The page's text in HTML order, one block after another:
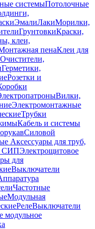
системыПотолочные
ЭмалиЛакиМорилки,
ГрунтовкиКраски,
клеи,
пенаКлеи для
Очистители,
Герметики,
Розетки и
Вилки,
Электромонтажные
Трубки
Кабель и системы
Силовой
Аксессуары для труб,
СИПЭлектрощитовое
для
Выключатели
Частотные
Модульная
РелеВыключатели
модульное